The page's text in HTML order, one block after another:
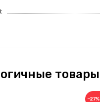
товары
−27%